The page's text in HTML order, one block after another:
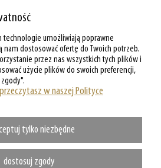
W PARKERSHOP
W PARKERSHOP
O PARKERSHOP
technologie umożliwiają poprawne
nam dostosować ofertę do Twoich potrzeb.
przez nas wszystkich tych plików i
użycie plików do swoich preferencji,
w naszej Polityce
tylko niezbędne
dostosuj zgody